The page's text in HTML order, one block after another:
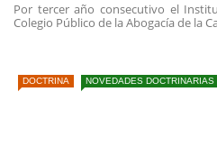
Por tercer año consecutivo el
Colegio Público de la Abogacía de la
DOCTRINA NOVEDADES DOCTRINARIAS